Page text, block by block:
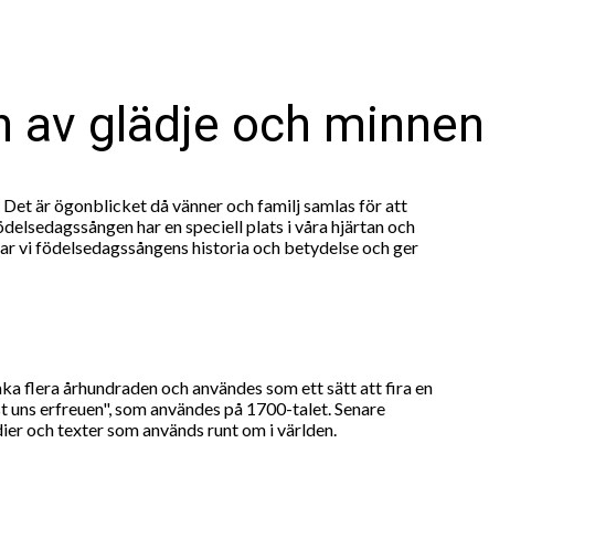
glädje och minnen
Det är ögonblicket då vänner och familj samlas för att
har en speciell plats i våra hjärtan och
vi födelsedagssångens historia och betydelse och ger
flera århundraden och användes som ett sätt att fira en
erfreuen", som användes på 1700-talet. Senare
och texter som används runt om i världen.